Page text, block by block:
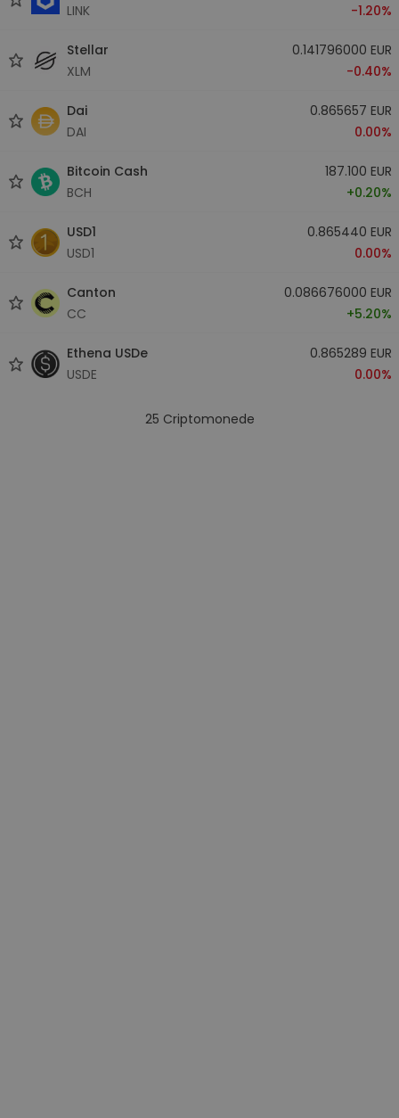
LINK
-1.20%
Stellar
XLM
0.141796000 EUR
-0.40%
Dai
DAI
0.865657 EUR
0.00%
Bitcoin Cash
BCH
187.100 EUR
+0.20%
USD1
USD1
0.865440 EUR
0.00%
Canton
CC
0.086676000 EUR
+5.20%
Ethena USDe
USDE
0.865289 EUR
0.00%
25 Criptomonede